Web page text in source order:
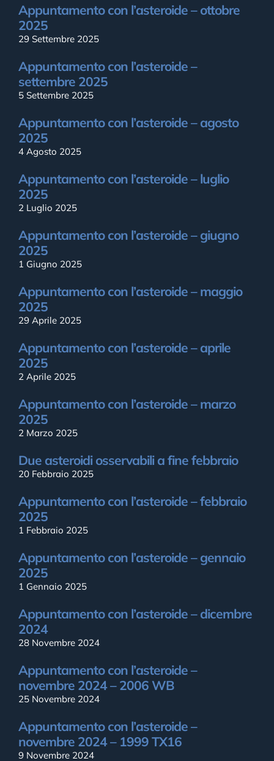
Appuntamento con l’asteroide – ottobre
2025
29 Settembre 2025
Appuntamento con l’asteroide –
settembre 2025
5 Settembre 2025
Appuntamento con l’asteroide – agosto
2025
4 Agosto 2025
Appuntamento con l’asteroide – luglio
2025
2 Luglio 2025
Appuntamento con l’asteroide – giugno
2025
1 Giugno 2025
Appuntamento con l’asteroide – maggio
2025
29 Aprile 2025
Appuntamento con l’asteroide – aprile
2025
2 Aprile 2025
Appuntamento con l’asteroide – marzo
2025
2 Marzo 2025
Due asteroidi osservabili a fine febbraio
20 Febbraio 2025
Appuntamento con l’asteroide – febbraio
2025
1 Febbraio 2025
Appuntamento con l’asteroide – gennaio
2025
1 Gennaio 2025
Appuntamento con l’asteroide – dicembre
2024
28 Novembre 2024
Appuntamento con l’asteroide –
novembre 2024 – 2006 WB
25 Novembre 2024
Appuntamento con l’asteroide –
novembre 2024 – 1999 TX16
9 Novembre 2024